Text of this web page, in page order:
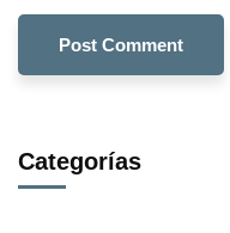
Categorías